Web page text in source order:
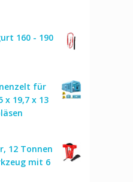
160 - 190
für
x 19,7 x 13
12 Tonnen
mit 6